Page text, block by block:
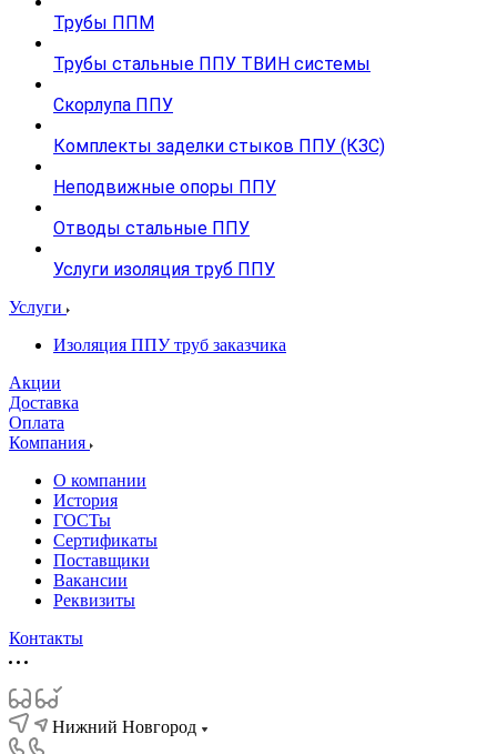
Трубы ППМ
Трубы стальные ППУ ТВИН системы
Скорлупа ППУ
Комплекты заделки стыков ППУ (КЗС)
Неподвижные опоры ППУ
Отводы стальные ППУ
Услуги изоляция труб ППУ
Услуги
Изоляция ППУ труб заказчика
Акции
Доставка
Оплата
Компания
О компании
История
ГОСТы
Сертификаты
Поставщики
Вакансии
Реквизиты
Контакты
Нижний Новгород